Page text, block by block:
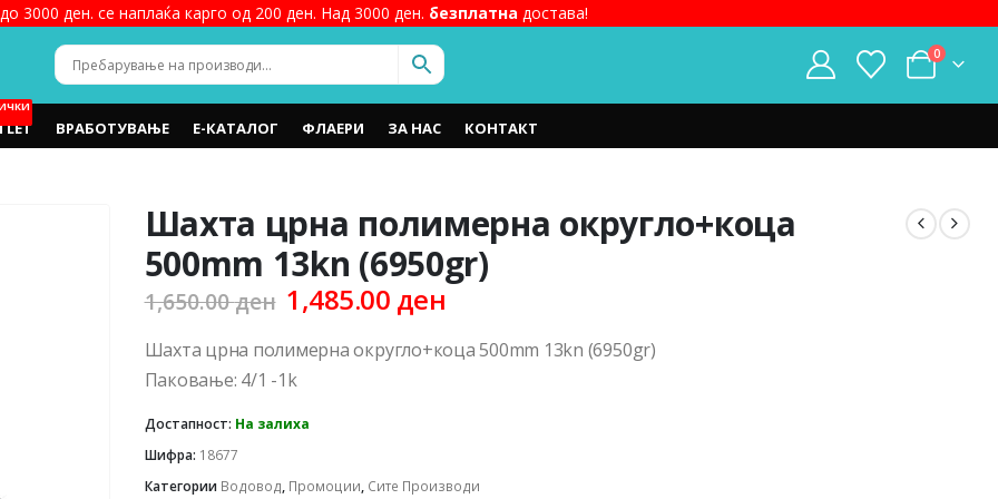
3000 ден. се наплаќа карго од 200 ден. Над 3000 ден. безплатна достава!
0
ВРАБОТУВАЊЕ Е-КАТАЛОГ ФЛАЕРИ ЗА НАС КОНТАКТ
Шахта црна полимерна округло+коца
500mm 13kn (6950gr)
1,650.00ден Original
price
was:
1,650.00 ден.
1,485.00 ден
is:
Шахта црна полимерна округло+коца 500mm 13kn (6950gr)
Паковање: 4/1 -1k
Достапност: На залиха
Шифра: 18677
Категории Водовод, Промоции, Сите Производи